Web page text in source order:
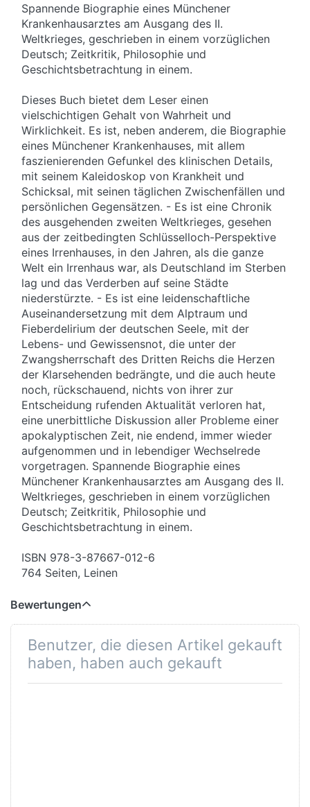
Spannende Biographie eines Münchener
Krankenhausarztes am Ausgang des II.
Weltkrieges, geschrieben in einem vorzüglichen
Deutsch; Zeitkritik, Philosophie und
Geschichtsbetrachtung in einem.
Dieses Buch bietet dem Leser einen
vielschichtigen Gehalt von Wahrheit und
Wirklichkeit. Es ist, neben anderem, die Biographie
eines Münchener Krankenhauses, mit allem
faszienierenden Gefunkel des klinischen Details,
mit seinem Kaleidoskop von Krankheit und
Schicksal, mit seinen täglichen Zwischenfällen und
persönlichen Gegensätzen. - Es ist eine Chronik
des ausgehenden zweiten Weltkrieges, gesehen
aus der zeitbedingten Schlüsselloch-Perspektive
eines Irrenhauses, in den Jahren, als die ganze
Welt ein Irrenhaus war, als Deutschland im Sterben
lag und das Verderben auf seine Städte
niederstürzte. - Es ist eine leidenschaftliche
Auseinandersetzung mit dem Alptraum und
Fieberdelirium der deutschen Seele, mit der
Lebens- und Gewissensnot, die unter der
Zwangsherrschaft des Dritten Reichs die Herzen
der Klarsehenden bedrängte, und die auch heute
noch, rückschauend, nichts von ihrer zur
Entscheidung rufenden Aktualität verloren hat,
eine unerbittliche Diskussion aller Probleme einer
apokalyptischen Zeit, nie endend, immer wieder
aufgenommen und in lebendiger Wechselrede
vorgetragen. Spannende Biographie eines
Münchener Krankenhausarztes am Ausgang des II.
Weltkrieges, geschrieben in einem vorzüglichen
Deutsch; Zeitkritik, Philosophie und
Geschichtsbetrachtung in einem.
ISBN 978-3-87667-012-6
764 Seiten, Leinen
Bewertungen
Benutzer, die diesen Artikel gekauft
haben, haben auch gekauft